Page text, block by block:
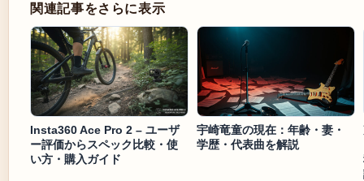
関連記事をさらに表示
Insta360 Ace Pro 2 – ユーザ
ー評価からスペック比較・使
い方・購入ガイド
宇崎竜童の現在：年齢・妻・
学歴・代表曲を解説